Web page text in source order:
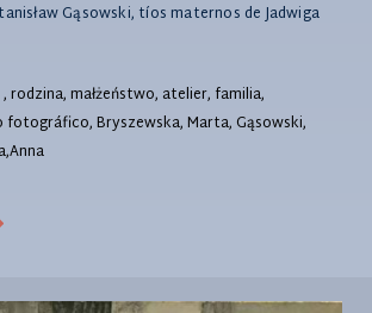
Gąsowski, tíos maternos de Jadwiga
, rodzina, małżeństwo, atelier, familia,
Bryszewska, Marta, Gąsowski,